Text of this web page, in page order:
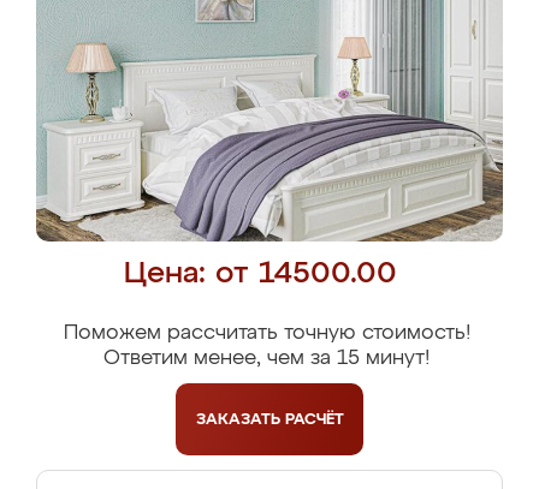
Цена: от 14500.00
Поможем рассчитать точную стоимость!
Ответим менее, чем за 15 минут!
ЗАКАЗАТЬ РАСЧЁТ